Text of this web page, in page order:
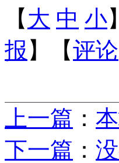
【大 中 小
报 】【评论
上一篇 ：
下一篇 ：